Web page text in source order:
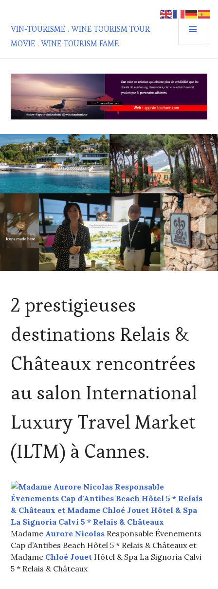
contenu
principal
VIN-TOURISME . WINE TOURISM TOUR
MOVIE . WINE TOURISM FAME
CLUB
:
TASTING
VOUCHER,
VITICOLE,
ADHÉRENT,
TOURISME,
EDITION
CLÉS
DU
ET
DE
GASTRONOMIE
FRANÇAISE,
INVITATIONS
DÉGUSTATIONS,
WINE
TASTING,
LIVE
STREAMING,
2 prestigieuses
destinations Relais &
Châteaux rencontrées
au salon International
Luxury Travel Market
(ILTM) à Cannes.
Madame Aurore Nicolas Responsable Évenements
Cap d’Antibes Beach Hôtel 5 * Relais & Châteaux et
Madame Chloé Jouet Hôtel & Spa La Signoria Calvi
5 * Relais & Châteaux